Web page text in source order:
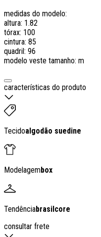
medidas do modelo:
altura: 1.82
tórax: 100
cintura: 85
quadril: 96
modelo veste tamanho: m
características do produto
Tecidoalgodão suedine
Modelagembox
Tendênciabrasilcore
consultar frete